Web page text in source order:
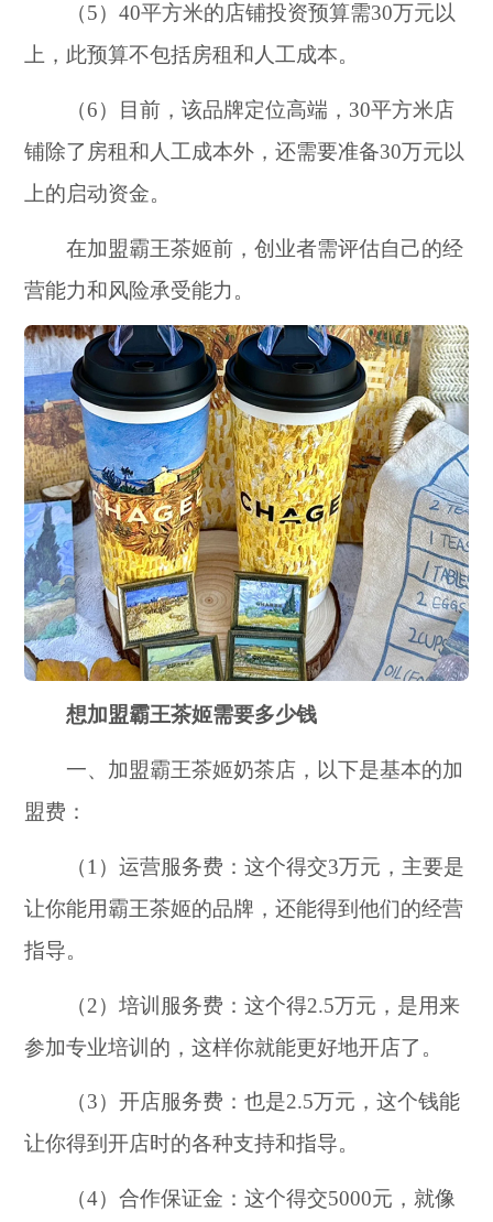
（5）40平方米的店铺投资预算需30万元以
上，此预算不包括房租和人工成本。
（6）目前，该品牌定位高端，30平方米店
铺除了房租和人工成本外，还需要准备30万元以
上的启动资金。
在加盟霸王茶姬前，创业者需评估自己的经
营能力和风险承受能力。
想加盟霸王茶姬需要多少钱
一、加盟霸王茶姬奶茶店，以下是基本的加
盟费：
（1）运营服务费：这个得交3万元，主要是
让你能用霸王茶姬的品牌，还能得到他们的经营
指导。
（2）培训服务费：这个得2.5万元，是用来
参加专业培训的，这样你就能更好地开店了。
（3）开店服务费：也是2.5万元，这个钱能
让你得到开店时的各种支持和指导。
（4）合作保证金：这个得交5000元，就像